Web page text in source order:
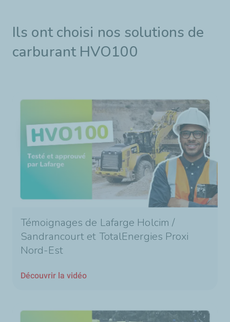
Ils ont choisi nos solutions de
carburant HVO100
Témoignages de Lafarge Holcim /
Sandrancourt et TotalEnergies Proxi
Nord-Est
Découvrir la vidéo